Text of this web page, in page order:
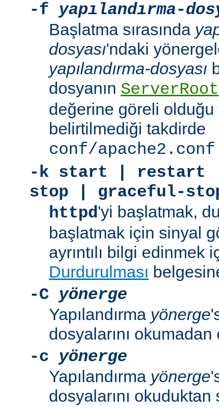
-f
yapılandırma-
Başlatma sırasında
dosyası'ndaki
yapılandırma-dosyası
dosyanın ServerRoot
değerine göreli olduğu
belirtilmediği takdirde
conf/apache2.conf
-k start | restart
stop | graceful-
httpd'yi başlatmak,
başlatmak için sinyal
ayrıntılı bilgi edinmek
Durdurulması
-C yönerge
Yapılandırma yönerge
dosyalarını
-c
yönerge
Yapılandırma yönerge
dosyalarını